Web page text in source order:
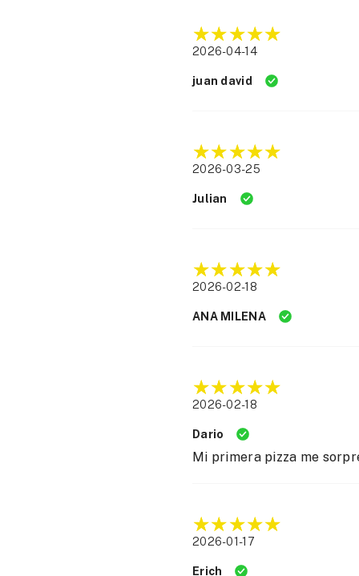
2026-04-14
juan david
2026-03-25
Julian
2026-02-18
ANA MILENA
2026-02-18
Dario
Mi primera pizza me
2026-01-17
Erich